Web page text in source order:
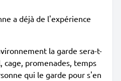
a déjà de l'expérience
la garde sera-t-
cage, promenades, temps
qui le garde pour s'en